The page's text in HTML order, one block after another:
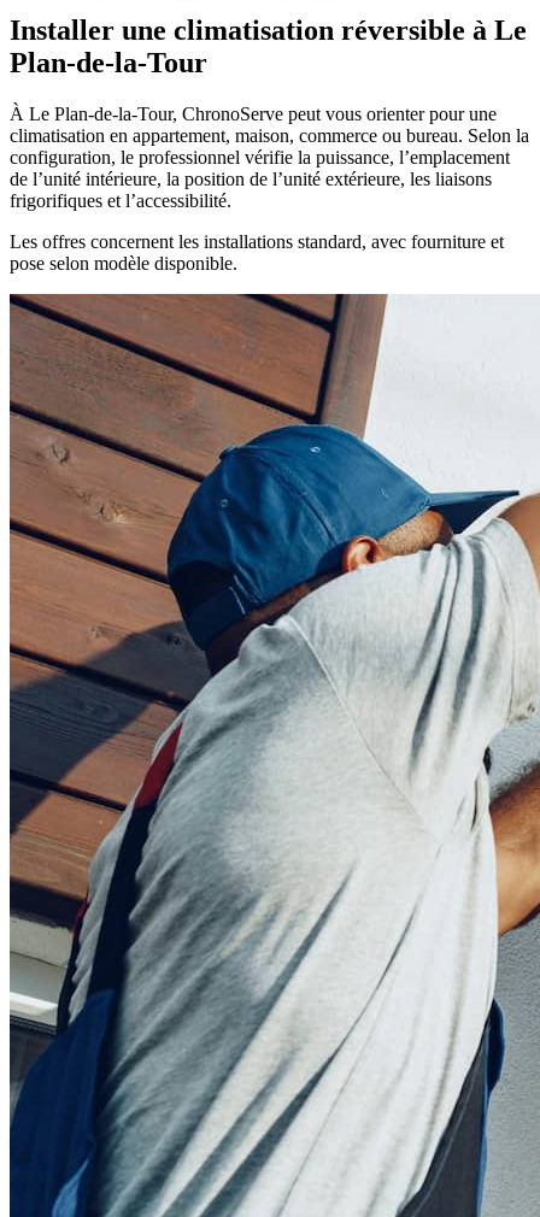
Installer une climatisation réversible à Le
Plan-de-la-Tour
À Le Plan-de-la-Tour, ChronoServe peut vous orienter pour une
climatisation en appartement, maison, commerce ou bureau. Selon la
configuration, le professionnel vérifie la puissance, l’emplacement
de l’unité intérieure, la position de l’unité extérieure, les liaisons
frigorifiques et l’accessibilité.
Les offres concernent les installations standard, avec fourniture et
pose selon modèle disponible.